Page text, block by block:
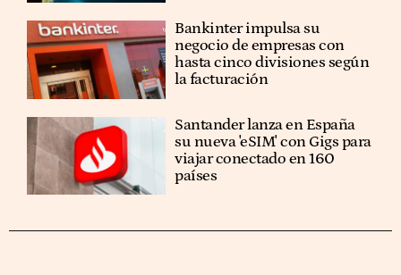
Bankinter impulsa su
negocio de empresas con
hasta cinco divisiones según
la facturación
Santander lanza en España
su nueva 'eSIM' con Gigs para
viajar conectado en 160
países